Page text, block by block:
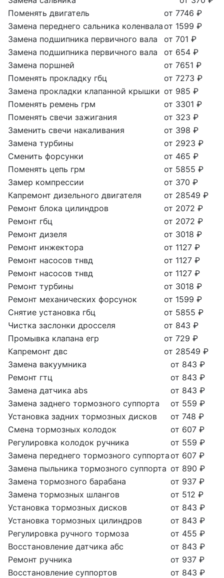
Поменять двигатель
от 7746 ₽
Замена переднего сальника коленвалаот 1599 ₽
Замена подшипника первичного вала
от 701 ₽
Замена подшипника первичного вала
от 654 ₽
Замена поршней
от 7651 ₽
Поменять прокладку гбц
от 7273 ₽
Замена прокладки клапанной крышки от 985 ₽
Поменять ремень грм
от 3301 ₽
Поменять свечи зажигания
от 323 ₽
Заменить свечи накаливания
от 398 ₽
Замена турбины
от 2923 ₽
Сменить форсунки
от 465 ₽
Поменять цепь грм
от 5855 ₽
Замер компрессии
от 370 ₽
Капремонт дизельного двигателя
от 28549 ₽
Ремонт блока цилиндров
от 2072 ₽
Ремонт гбц
от 2072 ₽
Ремонт дизеля
от 3018 ₽
Ремонт инжектора
от 1127 ₽
Ремонт насосов тнвд
от 1127 ₽
Ремонт насосов тнвд
от 1127 ₽
Ремонт турбины
от 3018 ₽
Ремонт механических форсунок
от 1599 ₽
Снятие установка гбц
от 5855 ₽
Чистка заслонки дросселя
от 843 ₽
Промывка клапана егр
от 729 ₽
Капремонт двс
от 28549 ₽
Замена вакуумника
от 843 ₽
Ремонт гтц
от 843 ₽
Замена датчика abs
от 843 ₽
Замена заднего тормозного суппорта
от 559 ₽
Установка задних тормозных дисков
от 748 ₽
Смена тормозных колодок
от 607 ₽
Регулировка колодок ручника
от 559 ₽
Замена переднего тормозного суппортаот 607 ₽
Замена пыльника тормозного суппорта от 890 ₽
Замена тормозного барабана
от 937 ₽
Замена тормозных шлангов
от 512 ₽
Установка тормозных дисков
от 843 ₽
Установка тормозных цилиндров
от 843 ₽
Регулировка ручного тормоза
от 455 ₽
Восстановление датчика абс
от 843 ₽
Ремонт ручника
от 937 ₽
Восстановление суппортов
от 843 ₽